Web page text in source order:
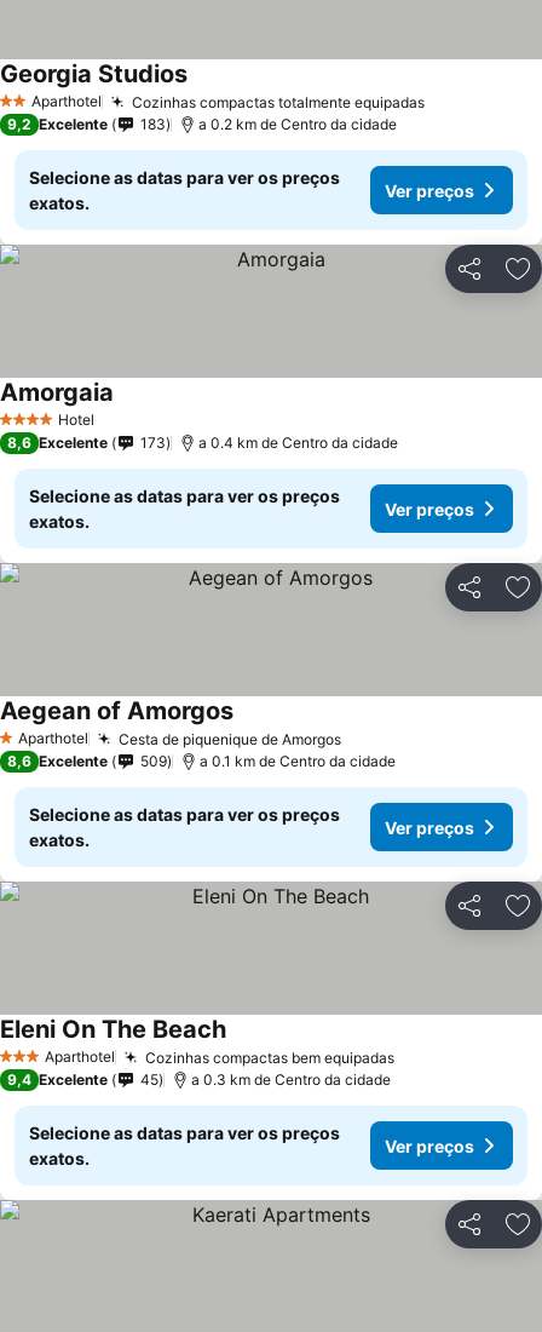
2 EstrelasAparthotel Cozinhas compactas totalmente equipadas
Georgia Studios
9,2 Excelente 183 a 0.2 km de Centro da cidade
Selecione as datas para ver os preços
exatos.
Ver preços
Partilhar
4 EstrelasHotel
Amorgaia
8,6 Excelente 173 a 0.4 km de Centro da cidade
Selecione as datas para ver os preços
exatos.
Ver preços
Partilhar
1 Estrelas
Aparthotel Cesta de piquenique de Amorgos
Aegean of Amorgos
8,6 Excelente 509 a 0.1 km de Centro da cidade
Selecione as datas para ver os preços
exatos.
Ver preços
Partilhar
3 EstrelasAparthotel Cozinhas compactas bem equipadas
Eleni On The Beach
9,4 Excelente 45 a 0.3 km de Centro da cidade
Selecione as datas para ver os preços
exatos.
Ver preços
Partilhar